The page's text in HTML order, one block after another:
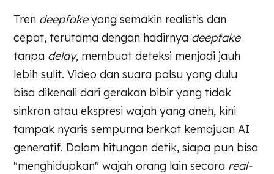
Tren deepfakeyang semakin realistis dan
cepat, terutama dengan hadirnya deepfake
tanpa delay, membuat deteksi menjadi jauh
lebih sulit. Video dan suara palsu yang dulu
bisa dikenali dari gerakan bibir yang tidak
sinkron atau ekspresi wajah yang aneh, kini
tampak nyaris sempurna berkat kemajuan AI
generatif. Dalam hitungan detik, siapa pun bisa
"menghidupkan" wajah orang lain secara real-